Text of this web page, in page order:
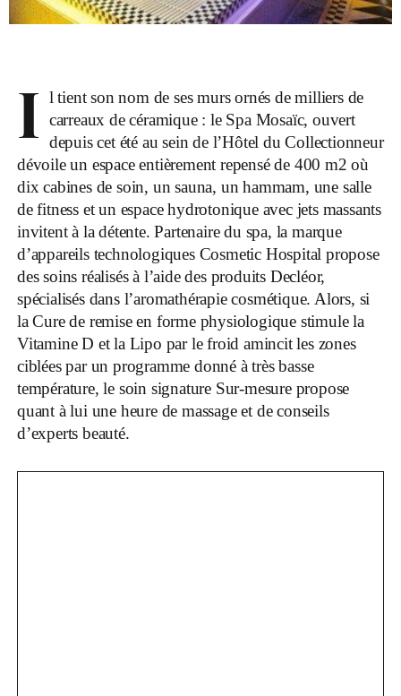
I l tient son nom de ses murs ornés de milliers de
carreaux de céramique : le Spa Mosaïc, ouvert
depuis cet été au sein de l’Hôtel du Collectionneur
dévoile un espace entièrement repensé de 400 m2 où
dix cabines de soin, un sauna, un hammam, une salle
de fitness et un espace hydrotonique avec jets massants
invitent à la détente. Partenaire du spa, la marque
d’appareils technologiques Cosmetic Hospital propose
des soins réalisés à l’aide des produits Decléor,
spécialisés dans l’aromathérapie cosmétique. Alors, si
la Cure de remise en forme physiologique stimule la
Vitamine D et la Lipo par le froid amincit les zones
ciblées par un programme donné à très basse
température, le soin signature Sur-mesure propose
quant à lui une heure de massage et de conseils
d’experts beauté.